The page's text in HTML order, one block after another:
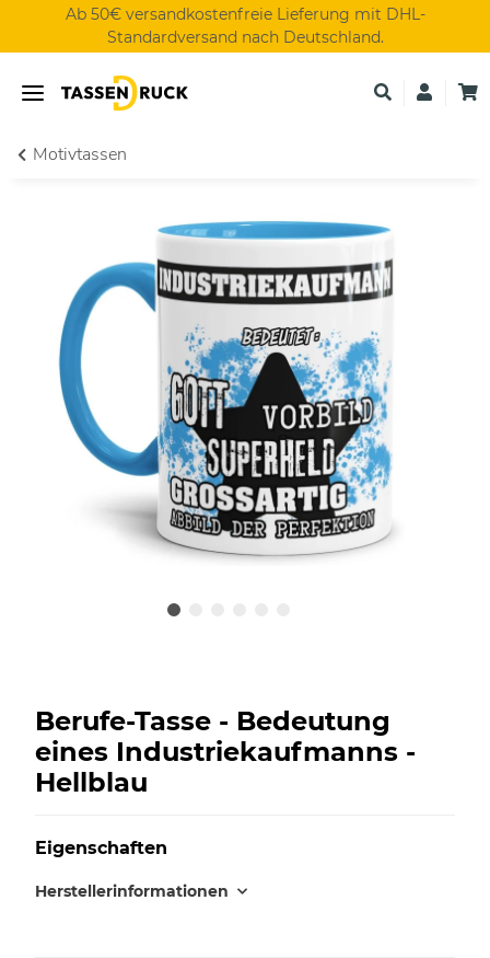
Ab 50€ versandkostenfreie Lieferung mit DHL-
Standardversand nach Deutschland.
Motivtassen
Berufe-Tasse - Bedeutung
eines Industriekaufmanns -
Hellblau
Eigenschaften
Herstellerinformationen